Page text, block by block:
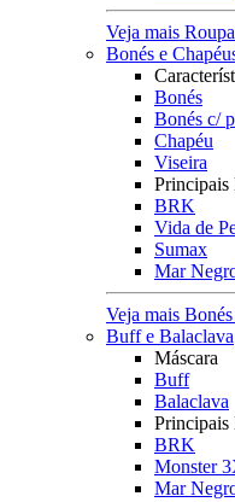
Veja mais
Bonés e
Bonés
Bonés c/
Chapéu
Viseira
Principais
BRK
Vida de
Sumax
Mar
Veja mais
Buff e Balaclava
Máscara
Buff
Balaclava
Principais
BRK
Monster
Mar